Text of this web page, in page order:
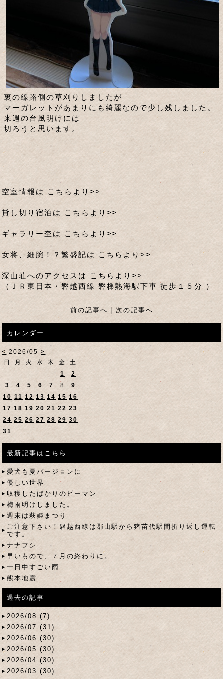
裏の線路側の草刈りしましたが
マーガレットがあまりにも綺麗なので少し残しました。
来週の台風明けには
切ろうと思います。
空室情報は こちらより>>
貸し切り宿泊は こちらより>>
ギャラリー杢は こちらより>>
女将、細腕！？繁盛記は こちらより>>
深山荘へのアクセスは こちらより>>
（ＪＲ東日本・磐越西線 磐梯熱海駅下車 徒歩１５分 ）
前の記事へ 次の記事へ
カレンダー
< 2026/05>
日
月 火 水 木 金
土
1
2
3
4 5 6 7 8
9
10 11 12 13 14 15 16
17 18 19 20 21 22 23
24 25 26 27 28 29 30
31
最新記事はこちら
愛犬も夏バージョンに
優しい世界
収穫したばかりのピーマン
梅雨明けしました。
週末は萩姫まつり
ご注意下さい！磐越西線は郡山駅から猪苗代駅間折り返し運転
です。
ナナフシ
早いもので、７月の終わりに。
一日中すごい雨
熊本地震
過去の記事
2026/08 (7)
2026/07 (31)
2026/06 (30)
2026/05 (30)
2026/04 (30)
2026/03 (30)